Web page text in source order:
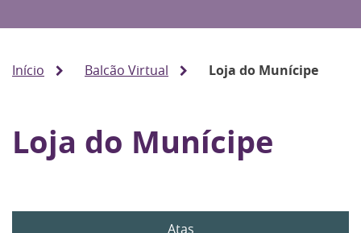
Início Balcão Virtual Loja do Munícipe
Loja do Munícipe
Atas